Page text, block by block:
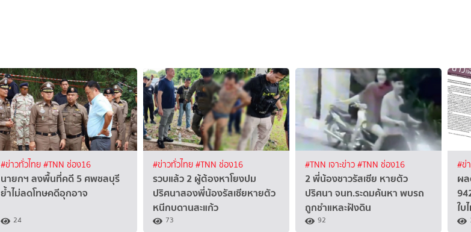
#ข่าวทั่วไทย#TNN ช่อง16
นายกฯ ลงพื้นที่คดี 5 ศพชลบุรี
ย้ำไม่ลดโทษคดีอุกอาจ
24
#ข่าวทั่วไทย#TNN ช่อง16
รวบแล้ว 2 ผู้ต้องหาโยงปม
ปริศนาสองพี่น้องรัสเซียหายตัว
หนีกบดานสะแก้ว
73
#TNN เจาะข่าว#TNN ช่อง16
2 พี่น้องชาวรัสเซีย หายตัว
ปริศนา จนท.ระดมค้นหา พบรถ
ถูกชำแหละฝังดิน
92
#ข่
ผ
ใบ